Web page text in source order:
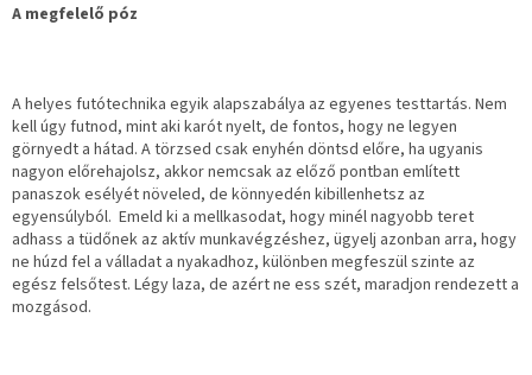
A megfelelő póz
A helyes futótechnika egyik alapszabálya az egyenes testtartás. Nem
kell úgy futnod, mint aki karót nyelt, de fontos, hogy ne legyen
görnyedt a hátad. A törzsed csak enyhén döntsd előre, ha ugyanis
nagyon előrehajolsz, akkor nemcsak az előző pontban említett
panaszok esélyét növeled, de könnyedén kibillenhetsz az
egyensúlyból. Emeld ki a mellkasodat, hogy minél nagyobb teret
adhass a tüdőnek az aktív munkavégzéshez, ügyelj azonban arra, hogy
ne húzd fel a válladat a nyakadhoz, különben megfeszül szinte az
egész felsőtest. Légy laza, de azért ne ess szét, maradjon rendezett a
mozgásod.